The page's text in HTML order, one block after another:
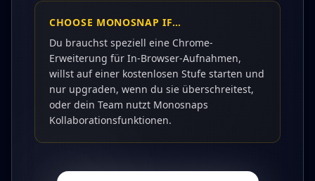
CHOOSE MONOSNAP IF…
Du brauchst speziell eine Chrome-
Erweiterung für In-Browser-Aufnahmen,
willst auf einer kostenlosen Stufe starten und
nur upgraden, wenn du sie überschreitest,
oder dein Team nutzt Monosnaps
Kollaborationsfunktionen.